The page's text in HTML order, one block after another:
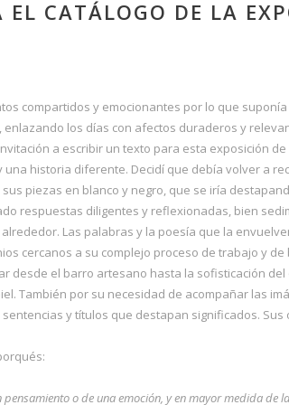
CATÁLOGO DE LA
compartidos y emocionantes por lo que
los días con afectos duraderos y
a escribir un texto para esta exposición
historia diferente. Decidí que debía volver a
piezas en blanco y negro, que se iría
respuestas diligentes y reflexionadas, bien
Las palabras y la poesía que la
cercanos a su complejo proceso de trabajo y de
el barro artesano hasta la sofisticación
También por su necesidad de acompañar las
y títulos que destapan significados.
o de una emoción, y en mayor medida de la